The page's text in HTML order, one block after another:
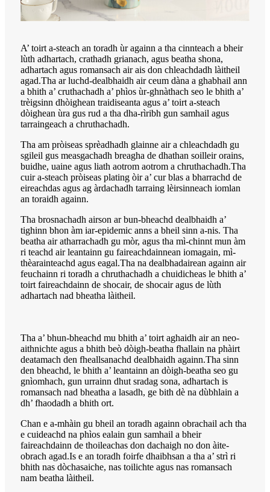
A’ toirt a-steach an toradh ùr againn a tha cinnteach a bheir
lùth adhartach, crathadh grianach, agus beatha shona,
adhartach agus romansach air ais don chleachdadh làitheil
agad.Tha ar luchd-dealbhaidh air ceum dàna a ghabhail ann
a bhith a’ cruthachadh a’ phìos ùr-ghnàthach seo le bhith a’
trèigsinn dhòighean traidiseanta agus a’ toirt a-steach
dòighean ùra gus rud a tha dha-rìribh gun samhail agus
tarraingeach a chruthachadh.
Tha am pròiseas sprèadhadh glainne air a chleachdadh gu
sgileil gus measgachadh breagha de dhathan soilleir orains,
buidhe, uaine agus liath aotrom aotrom a chruthachadh.Tha
cuir a-steach pròiseas plating òir a’ cur blas a bharrachd de
eireachdas agus ag àrdachadh tarraing lèirsinneach iomlan
an toraidh againn.
Tha brosnachadh airson ar bun-bheachd dealbhaidh a’
tighinn bhon àm iar-epidemic anns a bheil sinn a-nis. Tha
beatha air atharrachadh gu mòr, agus tha mì-chinnt mun àm
ri teachd air leantainn gu faireachdainnean iomagain, mì-
thèarainteachd agus eagal.Tha na dealbhadairean againn air
feuchainn ri toradh a chruthachadh a chuidicheas le bhith a’
toirt faireachdainn de shocair, de shocair agus de lùth
adhartach nad bheatha làitheil.
Tha a’ bhun-bheachd mu bhith a’ toirt aghaidh air an neo-
aithnichte agus a bhith beò dòigh-beatha fhallain na phàirt
deatamach den fheallsanachd dealbhaidh againn.Tha sinn
den bheachd, le bhith a’ leantainn an dòigh-beatha seo gu
gnìomhach, gun urrainn dhut sradag sona, adhartach is
romansach nad bheatha a lasadh, ge bith dè na dùbhlain a
dh’ fhaodadh a bhith ort.
Chan e a-mhàin gu bheil an toradh againn obrachail ach tha
e cuideachd na phìos ealain gun samhail a bheir
faireachdainn de thoileachas don dachaigh no don àite-
obrach agad.Is e an toradh foirfe dhaibhsan a tha a’ strì ri
bhith nas dòchasaiche, nas toilichte agus nas romansach
nam beatha làitheil.